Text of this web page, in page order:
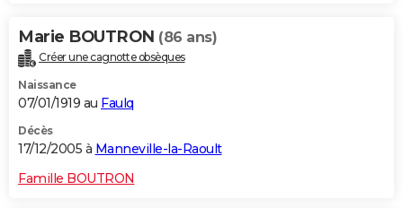
Marie BOUTRON (86 ans)
Créer une cagnotte obsèques
Naissance
07/01/1919 au Faulq
Décès
17/12/2005 à Manneville-la-Raoult
Famille BOUTRON